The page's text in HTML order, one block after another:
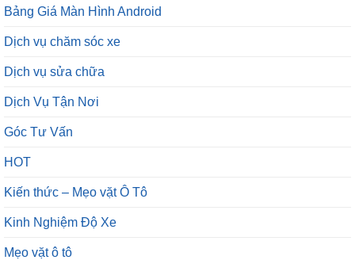
Bảng Giá Màn Hình Android
Dịch vụ chăm sóc xe
Dịch vụ sửa chữa
Dịch Vụ Tận Nơi
Góc Tư Vấn
HOT
Kiến thức – Mẹo vặt Ô Tô
Kinh Nghiệm Độ Xe
Mẹo vặt ô tô